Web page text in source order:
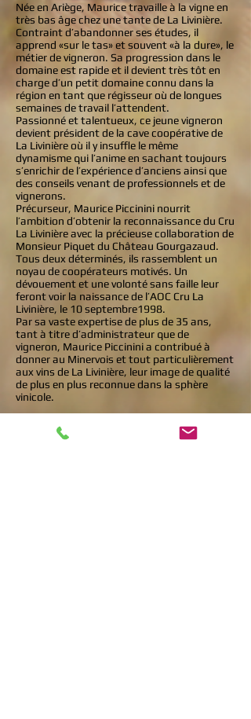
Née en Ariège, Maurice travaille à la vigne en
très bas âge chez une tante de La Livinière.
Contraint d’abandonner ses études, il
apprend «sur le tas» et souvent «à la dure», le
métier de vigneron. Sa progression dans le
domaine est rapide et il devient très tôt en
charge d’un petit domaine connu dans la
région en tant que régisseur où de longues
semaines de travail l’attendent.
Passionné et talentueux, ce jeune vigneron
devient président de la cave coopérative de
La Livinière où il y insuffle le même
dynamisme qui l’anime en sachant toujours
s’enrichir de l’expérience d’anciens ainsi que
des conseils venant de professionnels et de
vignerons.
Précurseur, Maurice Piccinini nourrit
l’ambition d’obtenir la reconnaissance du Cru
La Livinière avec la précieuse collaboration de
Monsieur Piquet du Château Gourgazaud.
Tous deux déterminés, ils rassemblent un
noyau de coopérateurs motivés. Un
dévouement et une volonté sans faille leur
feront voir la naissance de l’AOC Cru La
Livinière, le 10 septembre1998.
Par sa vaste expertise de plus de 35 ans,
tant à titre d’administrateur que de
vigneron, Maurice Piccinini a contribué à
donner au Minervois et tout particulièrement
aux vins de La Livinière, leur image de qualité
de plus en plus reconnue dans la sphère
vinicole.